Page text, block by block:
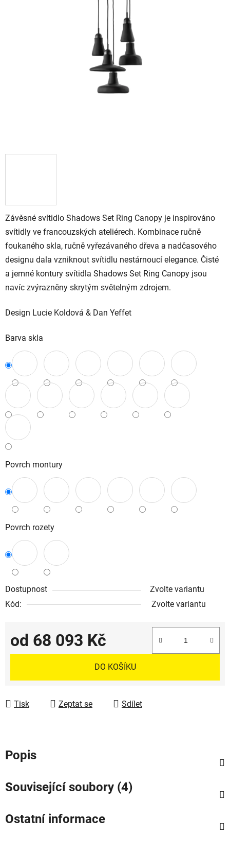
Závěsné svítidlo Shadows Set Ring Canopy je inspirováno
svítidly ve francouzských ateliérech. Kombinace ručně
foukaného skla, ručně vyřezávaného dřeva a nadčasového
designu dala vzniknout svítidlu nestárnoucí elegance. Čisté
a jemné kontury svítidla Shadows Set Ring Canopy jsou
navíc zvýrazněny skrytým světelným zdrojem.
Design Lucie Koldová & Dan Yeffet
Barva skla
Povrch montury
Povrch rozety
Dostupnost
Zvolte variantu
Kód:
Zvolte variantu
od 68 093 Kč
Měrná cena:
DO KOŠÍKU
Tisk Zeptat se Sdílet
Popis
Související soubory (4)
Ostatní informace